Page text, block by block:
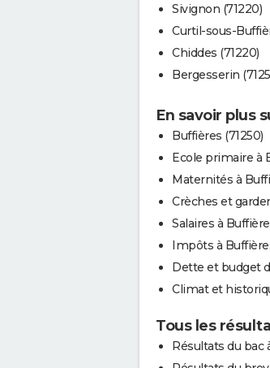
Sivignon (71220)
Curtil-sous-
Chiddes (71220)
Bergesserin
En savoir plus
Buffières (71250)
Ecole primaire à
Maternités à
Crèches et
Salaires à
Impôts à
Dette et budget
Climat et
Tous les
Résultats du bac